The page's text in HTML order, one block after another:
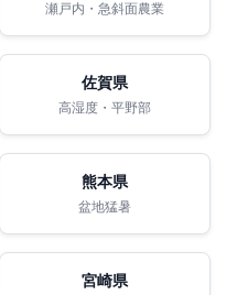
瀬戸内・急斜面農業
佐賀県
高湿度・平野部
熊本県
盆地猛暑
宮崎県